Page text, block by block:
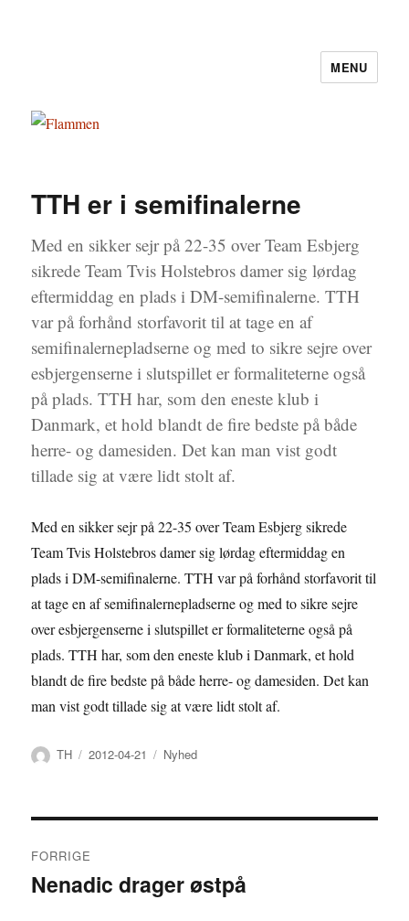
MENU
TTH er i semifinalerne
Med en sikker sejr på 22-35 over Team Esbjerg
sikrede Team Tvis Holstebros damer sig lørdag
eftermiddag en plads i DM-semifinalerne. TTH
var på forhånd storfavorit til at tage en af
semifinalernepladserne og med to sikre sejre over
esbjergenserne i slutspillet er formaliteterne også
på plads. TTH har, som den eneste klub i
Danmark, et hold blandt de fire bedste på både
herre- og damesiden. Det kan man vist godt
tillade sig at være lidt stolt af.
Med en sikker sejr på 22-35 over Team Esbjerg sikrede
Team Tvis Holstebros damer sig lørdag eftermiddag en
plads i DM-semifinalerne. TTH var på forhånd storfavorit til
at tage en af semifinalernepladserne og med to sikre sejre
over esbjergenserne i slutspillet er formaliteterne også på
plads. TTH har, som den eneste klub i Danmark, et hold
blandt de fire bedste på både herre- og damesiden. Det kan
man vist godt tillade sig at være lidt stolt af.
Forfatter
TH Udgivet
2012-04-21 Kategorier
Nyhed
FORRIGE
Forrige
Nenadic drager østpå